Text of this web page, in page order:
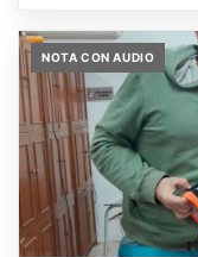
NOTA CON AUDIO